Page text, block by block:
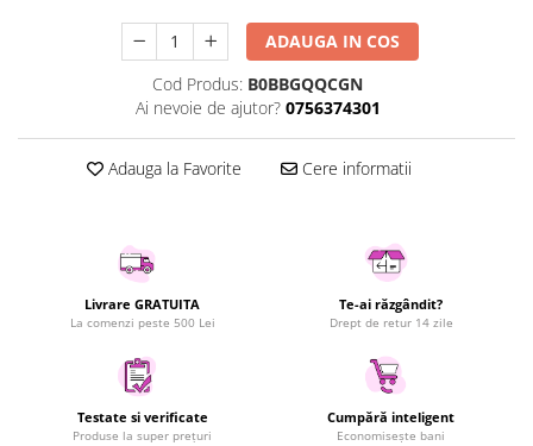
Scule electrice si unelte
Silicon, spume si solutii tehnice
Sisteme Incalzire
Textile si covoare
Laptop, Tablete & Telefoane
Accesorii tablete
Laptopuri si Accesorii
Telefoane Mobile & accesorii
Wearable & Gadgeturi
Electrocasnice & Climatizare
ADAUGA IN COS
Cod Produs: B0BBGQQCGN
Ai nevoie de ajutor? 0756374301
Adauga la Favorite Cere informatii
Livrare GRATUITA
La comenzi peste 500 Lei
Te-ai răzgândit?
Drept de retur 14 zile
Testate si verificate
Produse la super prețuri
Cumpără inteligent
Economisește bani